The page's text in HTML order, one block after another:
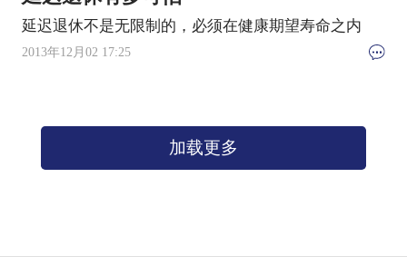
延迟退休不是无限制的，必须在健康期望寿命之内
2013年12月02 17:25
加载更多